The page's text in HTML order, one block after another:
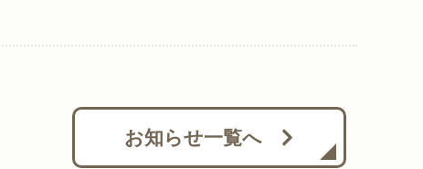
お知らせ一覧へ